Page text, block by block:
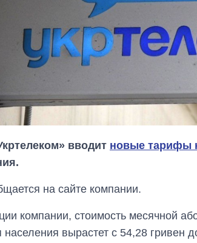
вводит новые тарифы
на сайте компании.
компании, стоимость месячной
вырастет с 54,28 гривен